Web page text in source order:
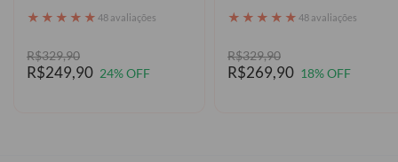
★ ★ ★ ★ ★ 48 avaliações
R$329,90
R$249,90 24% OFF
★ ★ ★ ★ ★ 48 avaliações
R$329,90
R$269,90 18% OFF